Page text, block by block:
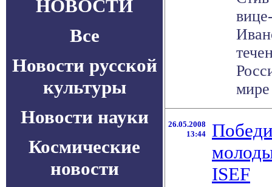
НОВОСТИ
Все
Новости русской
культуры
Новости науки
Космические
новости
26.05.2008
13:44
ISEF